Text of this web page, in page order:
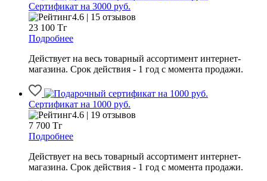
Сертификат на 3000 руб.
4.6 | 15 отзывов
23 100 Тг
Подробнее
Действует на весь товарный ассортимент интернет-
магазина. Срок действия - 1 год с момента продажи.
Сертификат на 1000 руб.
4.6 | 19 отзывов
7 700 Тг
Подробнее
Действует на весь товарный ассортимент интернет-
магазина. Срок действия - 1 год с момента продажи.